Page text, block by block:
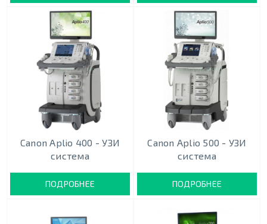
Canon Aplio 400 - УЗИ
система
ПОДРОБНЕЕ
Canon Aplio 500 - УЗИ
система
ПОДРОБНЕЕ